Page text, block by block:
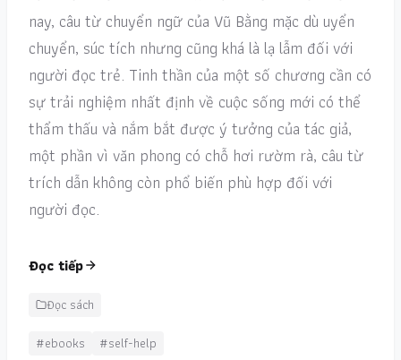
nay, câu từ chuyển ngữ của Vũ Bằng mặc dù uyển
chuyển, súc tích nhưng cũng khá là lạ lẫm đối với
người đọc trẻ. Tinh thần của một số chương cần có
sự trải nghiệm nhất định về cuộc sống mới có thể
thẩm thấu và nắm bắt được ý tưởng của tác giả,
một phần vì văn phong có chỗ hơi rườm rà, câu từ
trích dẫn không còn phổ biến phù hợp đối với
người đọc.
Đọc tiếp
Đọc sách
#ebooks
#self-help